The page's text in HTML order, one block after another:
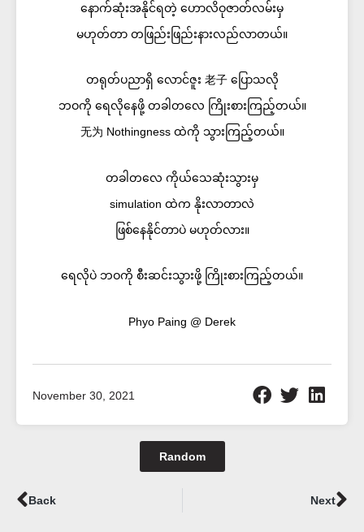
နောက်ဆုံးအနိုင်ရတဲ့ ဟောလိဝုဇာတ်လမ်းမှ
မဟုတ်တာ တဖြည်းဖြည်းနားလည်လာတယ်။
တရုတ်ပညာရှိ လောင်ဇူး 老子 ပြောသလို
ဘဝကို ရေလိုနေဖို့ တခါတလေ ကြိုးစားကြည့်တယ်။
无为 Nothingness ထဲကို သွားကြည့်တယ်။
တခါတလေ ကိုယ်သေဆုံးသွားမှ
simulation ထဲက နိုးလာတာလဲ
ဖြစ်နေနိုင်တာပဲ မဟုတ်လား။
ရေလိုပဲ ဘဝကို စီးဆင်းသွားဖို့ ကြိုးစားကြည့်တယ်။
Phyo Paing @ Derek
November 30, 2021
Random
Prev
Back Next